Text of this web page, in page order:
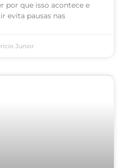
por que isso acontece e
evita pausas nas
Junior